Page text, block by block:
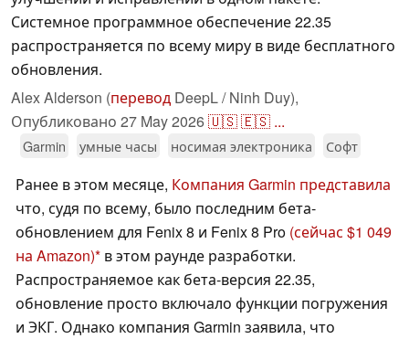
Системное программное обеспечение 22.35
распространяется по всему миру в виде бесплатного
обновления.
Alex Alderson (перевод DeepL / Ninh Duy),
Опубликовано 27 May 2026🇺🇸🇪🇸 ...
Garmin умные часы носимая электроника Софт
Ранее в этом месяце, Компания Garmin представила
что, судя по всему, было последним бета-
обновлением для Fenix 8 и Fenix 8 Pro (сейчас $1 049
на Amazon) в этом раунде разработки.
Распространяемое как бета-версия 22.35,
обновление просто включало функции погружения
и ЭКГ. Однако компания Garmin заявила, что